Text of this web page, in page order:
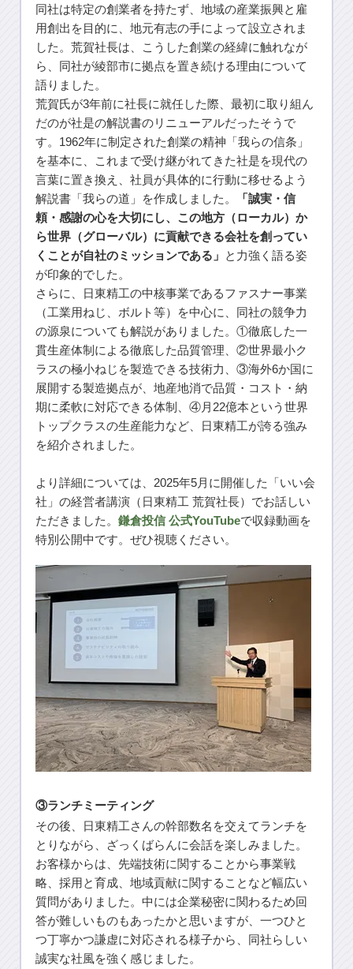
同社は特定の創業者を持たず、地域の産業振興と雇
用創出を目的に、地元有志の手によって設立されま
した。荒賀社長は、こうした創業の経緯に触れなが
ら、同社が綾部市に拠点を置き続ける理由について
語りました。
荒賀氏が3年前に社長に就任した際、最初に取り組ん
だのが社是の解説書のリニューアルだったそうで
す。1962年に制定された創業の精神「我らの信条」
を基本に、これまで受け継がれてきた社是を現代の
言葉に置き換え、社員が具体的に行動に移せるよう
解説書「我らの道」を作成しました。
「誠実・信
頼・感謝の心を大切にし、この地方（ローカル）か
ら世界（グローバル）に貢献できる会社を創ってい
くことが自社のミッションである」 と力強く語る姿
が印象的でした。
さらに、日東精工の中核事業であるファスナー事業
（工業用ねじ、ボルト等）を中心に、同社の競争力
の源泉についても解説がありました。①徹底した一
貫生産体制による徹底した品質管理、②世界最小ク
ラスの極小ねじを製造できる技術力、③海外6か国に
展開する製造拠点が、地産地消で品質・コスト・納
期に柔軟に対応できる体制、④月22億本という世界
トップクラスの生産能力など、日東精工が誇る強み
を紹介されました。
より詳細については、2025年5月に開催した「いい会
社」の経営者講演（日東精工 荒賀社長）でお話しい
ただきました。 鎌倉投信 公式YouTubeで収録動画を
特別公開中です。ぜひ視聴ください。
③ランチミーティング
その後、日東精工さんの幹部数名を交えてランチを
とりながら、ざっくばらんに会話を楽しみました。
お客様からは、先端技術に関することから事業戦
略、採用と育成、地域貢献に関することなど幅広い
質問がありました。中には企業秘密に関わるため回
答が難しいものもあったかと思いますが、一つひと
つ丁寧かつ謙虚に対応される様子から、同社らしい
誠実な社風を強く感じました。